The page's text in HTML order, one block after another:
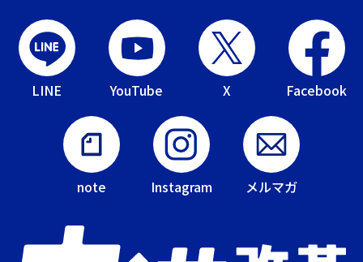
LINE YouTube X Facebook
note Instagram メルマガ